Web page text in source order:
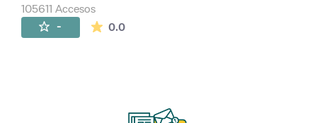
105611 Accesos
- 0.0La valoración media es de 0 estrellas de